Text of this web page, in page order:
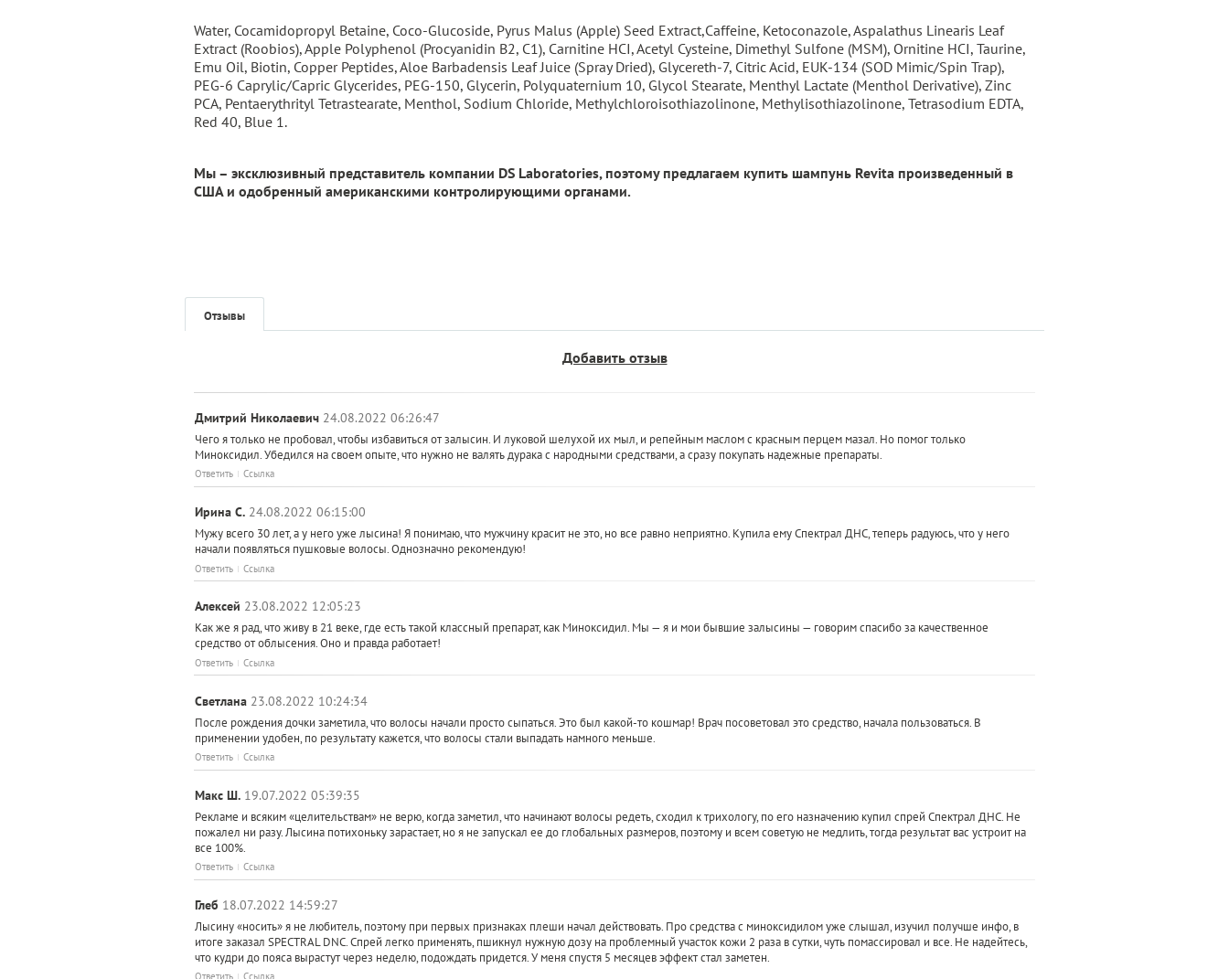
Water, Cocamidopropyl Betaine, Coco-Glucoside, Pyrus Malus (Apple) Seed Extract,Caffeine, Ketoconazole, Aspalathus Linearis Leaf
Extract (Roobios), Apple Polyphenol (Procyanidin B2, C1), Carnitine HCI, Acetyl Cysteine, Dimethyl Sulfone (MSM), Ornitine HCI, Taurine,
Emu Oil, Biotin, Copper Peptides, Aloe Barbadensis Leaf Juice (Spray Dried), Glycereth-7, Citric Acid, EUK-134 (SOD Mimic/Spin Trap),
PEG-6 Caprylic/Capric Glycerides, PEG-150, Glycerin, Polyquaternium 10, Glycol Stearate, Menthyl Lactate (Menthol Derivative), Zinc
PCA, Pentaerythrityl Tetrastearate, Menthol, Sodium Chloride, Methylchloroisothiazolinone, Methylisothiazolinone, Tetrasodium EDTA,
Red 40, Blue 1.
Мы – эксклюзивный представитель компании DS Laboratories, поэтому предлагаем купить шампунь Revita произведенный в
США и одобренный американскими контролирующими органами.
Отзывы
Добавить отзыв
Дмитрий Николаевич 24.08.2022 06:26:47
Чего я только не пробовал, чтобы избавиться от залысин. И луковой шелухой их мыл, и репейным маслом с красным перцем мазал. Но помог только
Миноксидил. Убедился на своем опыте, что нужно не валять дурака с народными средствами, а сразу покупать надежные препараты.
Ответить Ссылка
Ирина С. 24.08.2022 06:15:00
Мужу всего 30 лет, а у него уже лысина! Я понимаю, что мужчину красит не это, но все равно неприятно. Купила ему Спектрал ДНС, теперь радуюсь, что у него
начали появляться пушковые волосы. Однозначно рекомендую!
Ответить Ссылка
Алексей 23.08.2022 12:05:23
Как же я рад, что живу в 21 веке, где есть такой классный препарат, как Миноксидил. Мы — я и мои бывшие залысины — говорим спасибо за качественное
средство от облысения. Оно и правда работает!
Ответить Ссылка
Светлана 23.08.2022 10:24:34
После рождения дочки заметила, что волосы начали просто сыпаться. Это был какой-то кошмар! Врач посоветовал это средство, начала пользоваться. В
применении удобен, по результату кажется, что волосы стали выпадать намного меньше.
Ответить Ссылка
Макс Ш. 19.07.2022 05:39:35
Рекламе и всяким «целительствам» не верю, когда заметил, что начинают волосы редеть, сходил к трихологу, по его назначению купил спрей Спектрал ДНС. Не
пожалел ни разу. Лысина потихоньку зарастает, но я не запускал ее до глобальных размеров, поэтому и всем советую не медлить, тогда результат вас устроит на
все 100%.
Ответить Ссылка
Глеб 18.07.2022 14:59:27
Лысину «носить» я не любитель, поэтому при первых признаках плеши начал действовать. Про средства с миноксидилом уже слышал, изучил получше инфо, в
итоге заказал SPECTRAL DNC. Спрей легко применять, пшикнул нужную дозу на проблемный участок кожи 2 раза в сутки, чуть помассировал и все. Не надейтесь,
что кудри до пояса вырастут через неделю, подождать придется. У меня спустя 5 месяцев эффект стал заметен.